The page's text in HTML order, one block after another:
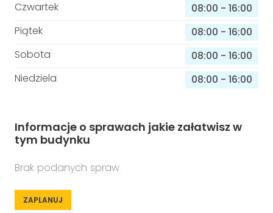
Czwartek 08:00 - 16:00
Piątek
08:00 - 16:00
Sobota
08:00 - 16:00
Niedziela
08:00 - 16:00
Informacje o sprawach jakie załatwisz w
tym budynku
Brak podanych spraw
ZAPLANUJ